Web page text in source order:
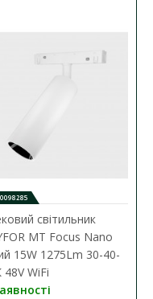
MT Focus Nano білий
рішення для
освітлен..
світильник
MT Focus Nano
15W 1275Lm 30-40-
48V WiFi